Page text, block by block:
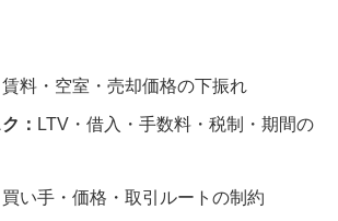
賃料・空室・売却価格の下振れ
： LTV・借入・手数料・税制・期間の
買い手・価格・取引ルートの制約